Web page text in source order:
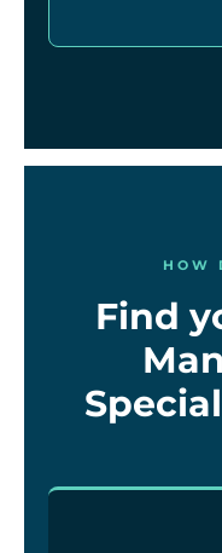
HOW
Find